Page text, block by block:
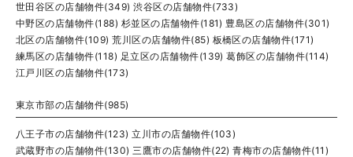
世田谷区の店舗物件(349) 渋谷区の店舗物件(733)
中野区の店舗物件(188) 杉並区の店舗物件(181) 豊島区の店舗物件(301)
北区の店舗物件(109) 荒川区の店舗物件(85) 板橋区の店舗物件(171)
練馬区の店舗物件(118) 足立区の店舗物件(139) 葛飾区の店舗物件(114)
江戸川区の店舗物件(173)
東京市部の店舗物件(985)
八王子市の店舗物件(123) 立川市の店舗物件(103)
武蔵野市の店舗物件(130) 三鷹市の店舗物件(22) 青梅市の店舗物件(11)